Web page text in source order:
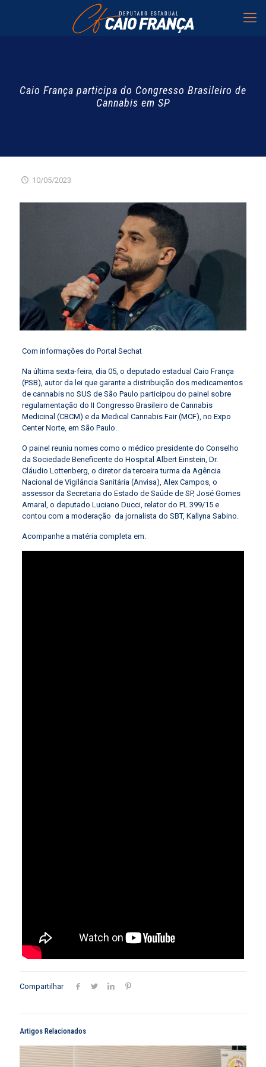
Caio França participa do Congresso Brasileiro de
Cannabis em SP
10/05/2023
Com informações do Portal Sechat
Na última sexta-feira, dia 05, o deputado estadual Caio França
(PSB), autor da lei que garante a distribuição dos medicamentos
de cannabis no SUS de São Paulo participou do painel sobre
regulamentação do II Congresso Brasileiro de Cannabis
Medicinal (CBCM) e da Medical Cannabis Fair (MCF), no Expo
Center Norte, em São Paulo.
O painel reuniu nomes como o médico presidente do Conselho
da Sociedade Beneficente do Hospital Albert Einstein, Dr.
Cláudio Lottenberg, o diretor da terceira turma da Agência
Nacional de Vigilância Sanitária (Anvisa), Alex Campos, o
assessor da Secretaria do Estado de Saúde de SP, José Gomes
Amaral, o deputado Luciano Ducci, relator do PL 399/15 e
contou com a moderação da jornalista do SBT, Kallyna Sabino.
Acompanhe a matéria completa em:
Compartilhar
Artigos Relacionados